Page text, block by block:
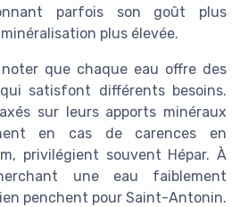
parfois son goût plus
plus élevée.
que chaque eau offre des
satisfont différents besoins.
sur leurs apports minéraux
en cas de carences en
privilégient souvent Hépar. À
une eau faiblement
penchent pour Saint-Antonin.